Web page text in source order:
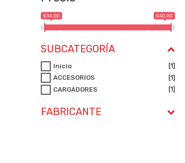
€34,00 €40,00
SUBCATEGORÍA
Inicio
[1]
ACCESORIOS
[1]
CARGADORES
[1]
FABRICANTE